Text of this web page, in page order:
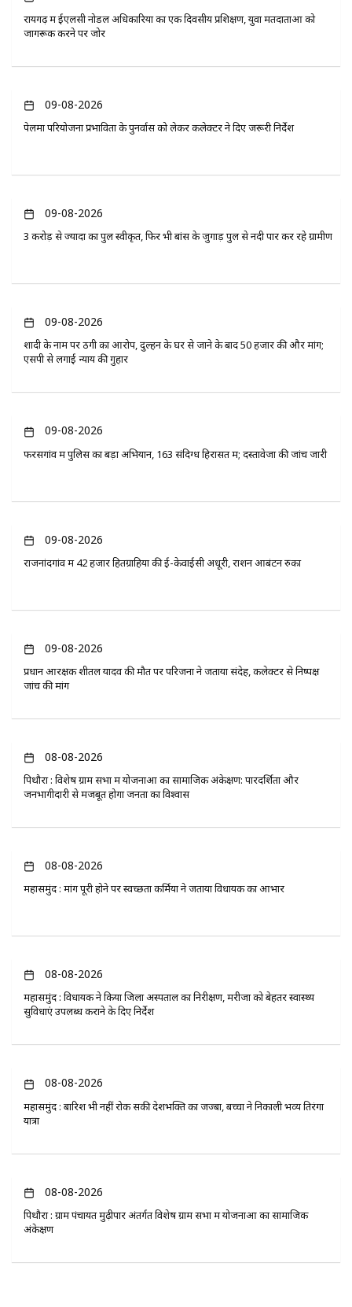
रायगढ़ में ईएलसी नोडल अधिकारियों का एक दिवसीय प्रशिक्षण, युवा मतदाताओं को
जागरूक करने पर जोर
09-08-2026
पेलमा परियोजना प्रभावितों के पुनर्वास को लेकर कलेक्टर ने दिए जरूरी निर्देश
09-08-2026
3 करोड़ से ज्यादा का पुल स्वीकृत, फिर भी बांस के जुगाड़ पुल से नदी पार कर रहे ग्रामीण
09-08-2026
शादी के नाम पर ठगी का आरोप, दुल्हन के घर से जाने के बाद 50 हजार की और मांग;
एसपी से लगाई न्याय की गुहार
09-08-2026
फरसगांव में पुलिस का बड़ा अभियान, 163 संदिग्ध हिरासत में; दस्तावेजों की जांच जारी
09-08-2026
राजनांदगांव में 42 हजार हितग्राहियों की ई-केवाईसी अधूरी, राशन आबंटन रुका
09-08-2026
प्रधान आरक्षक शीतल यादव की मौत पर परिजनों ने जताया संदेह, कलेक्टर से निष्पक्ष
जांच की मांग
08-08-2026
पिथौरा : विशेष ग्राम सभा में योजनाओं का सामाजिक अंकेक्षण: पारदर्शिता और
जनभागीदारी से मजबूत होगा जनता का विश्वास
08-08-2026
महासमुंद : मांग पूरी होने पर स्वच्छता कर्मियों ने जताया विधायक का आभार
08-08-2026
महासमुंद : विधायक ने किया जिला अस्पताल का निरीक्षण, मरीजों को बेहतर स्वास्थ्य
सुविधाएं उपलब्ध कराने के दिए निर्देश
08-08-2026
महासमुंद : बारिश भी नहीं रोक सकी देशभक्ति का जज्बा, बच्चों ने निकाली भव्य तिरंगा
यात्रा
08-08-2026
पिथौरा : ग्राम पंचायत मुढ़ीपार अंतर्गत विशेष ग्राम सभा में योजनाओं का सामाजिक
अंकेक्षण